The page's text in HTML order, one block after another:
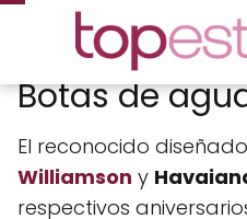
Botas de
El reconocido
Williamson y
respectivos